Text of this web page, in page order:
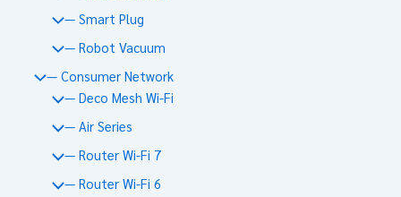
— Smart Plug
— Robot Vacuum
— Consumer Network
— Deco Mesh Wi-Fi
— Air Series
— Router Wi-Fi 7
— Router Wi-Fi 6